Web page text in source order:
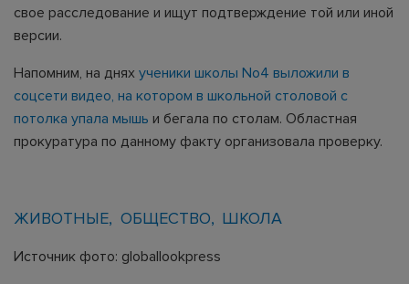
свое расследование и ищут подтверждение той или иной
версии.
Напомним, на днях ученики школы No4 выложили в
соцсети видео, на котором в школьной столовой с
потолка упала мышь и бегала по столам. Областная
прокуратура по данному факту организовала проверку.
ЖИВОТНЫЕ ОБЩЕСТВО ШКОЛА
Источник фото: globallookpress